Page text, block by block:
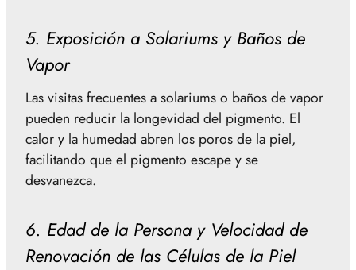
5. Exposición a Solariums y Baños de
Vapor
Las visitas frecuentes a solariums o baños de vapor
pueden reducir la longevidad del pigmento. El
calor y la humedad abren los poros de la piel,
facilitando que el pigmento escape y se
desvanezca.
6. Edad de la Persona y Velocidad de
Renovación de las Células de la Piel